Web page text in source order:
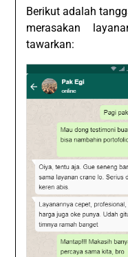
Berikut adalah
merasakan
tawarkan: